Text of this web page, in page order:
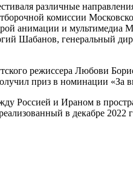
различные
комиссии
анимации и
Шабанов, генеральный
режиссера Любови
приз в номинации «За
Россией и Ираном в
в декабре 2022